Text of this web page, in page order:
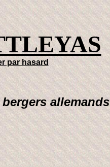
par hasard
allemands